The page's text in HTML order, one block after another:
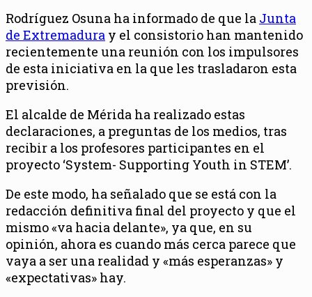
Rodríguez Osuna ha informado de que la Junta
de Extremadura y el consistorio han mantenido
recientemente una reunión con los impulsores
de esta iniciativa en la que les trasladaron esta
previsión.
El alcalde de Mérida ha realizado estas
declaraciones, a preguntas de los medios, tras
recibir a los profesores participantes en el
proyecto ‘System- Supporting Youth in STEM’.
De este modo, ha señalado que se está con la
redacción definitiva final del proyecto y que el
mismo «va hacia delante», ya que, en su
opinión, ahora es cuando más cerca parece que
vaya a ser una realidad y «más esperanzas» y
«expectativas» hay.